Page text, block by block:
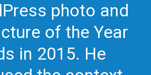
photo and
of the Year
in 2015. He